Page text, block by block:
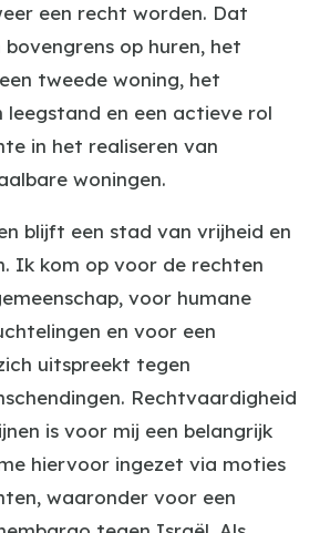
een recht worden. Dat
op huren, het
tweede woning, het
leegstand en een actieve rol
in het realiseren van
woningen.
blijft een stad van vrijheid en
Ik kom op voor de rechten
voor humane
en voor een
uitspreekt tegen
Rechtvaardigheid
is voor mij een belangrijk
hiervoor ingezet via moties
waaronder voor een